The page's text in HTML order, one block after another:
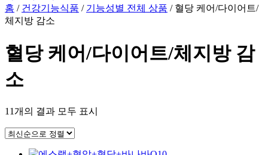
홈 / 건강기능식품 / 기능성별 전체 상품 / 혈당 케어/다이어트/
체지방 감소
혈당 케어/다이어트/체지방 감
소
11개의 결과 모두 표시
으